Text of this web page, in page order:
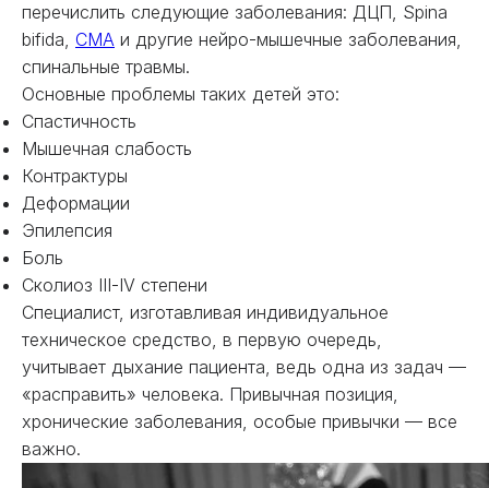
перечислить следующие заболевания: ДЦП, Spina
bifida, СМА и другие нейро-мышечные заболевания,
спинальные травмы.
Основные проблемы таких детей это:
Спастичность
Мышечная слабость
Контрактуры
Деформации
Эпилепсия
Боль
Сколиоз III-IV степени
Специалист, изготавливая индивидуальное
техническое средство, в первую очередь,
учитывает дыхание пациента, ведь одна из задач —
«расправить» человека. Привычная позиция,
хронические заболевания, особые привычки — все
важно.